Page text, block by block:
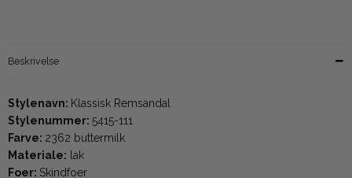
Beskrivelse
Stylenavn: Klassisk Remsandal
Stylenummer: 5415-111
Farve: 2362 buttermilk
Materiale: lak
Foer: Skindfoer